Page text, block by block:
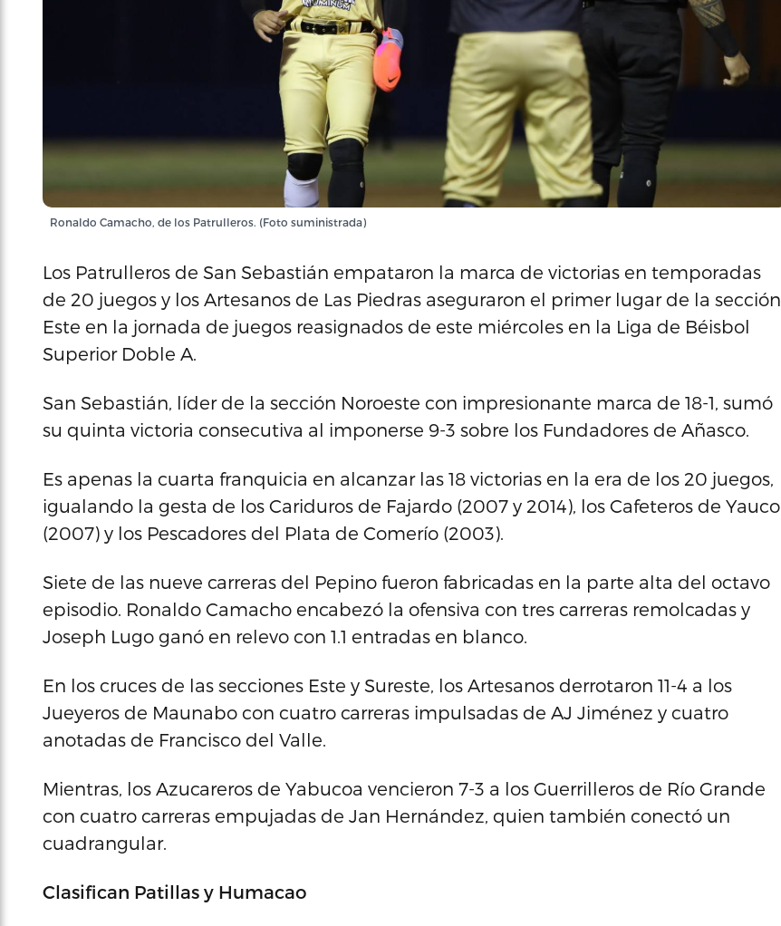
Ronaldo Camacho, de los Patrulleros. (Foto suministrada)
Los Patrulleros de San Sebastián empataron la marca de victorias en temporadas
de 20 juegos y los Artesanos de Las Piedras aseguraron el primer lugar de la sección
Este en la jornada de juegos reasignados de este miércoles en la Liga de Béisbol
Superior Doble A.
San Sebastián, líder de la sección Noroeste con impresionante marca de 18-1, sumó
su quinta victoria consecutiva al imponerse 9-3 sobre los Fundadores de Añasco.
Es apenas la cuarta franquicia en alcanzar las 18 victorias en la era de los 20 juegos,
igualando la gesta de los Cariduros de Fajardo (2007 y 2014), los Cafeteros de Yauco
(2007) y los Pescadores del Plata de Comerío (2003).
Siete de las nueve carreras del Pepino fueron fabricadas en la parte alta del octavo
episodio. Ronaldo Camacho encabezó la ofensiva con tres carreras remolcadas y
Joseph Lugo ganó en relevo con 1.1 entradas en blanco.
En los cruces de las secciones Este y Sureste, los Artesanos derrotaron 11-4 a los
Jueyeros de Maunabo con cuatro carreras impulsadas de AJ Jiménez y cuatro
anotadas de Francisco del Valle.
Mientras, los Azucareros de Yabucoa vencieron 7-3 a los Guerrilleros de Río Grande
con cuatro carreras empujadas de Jan Hernández, quien también conectó un
cuadrangular.
Clasifican Patillas y Humacao